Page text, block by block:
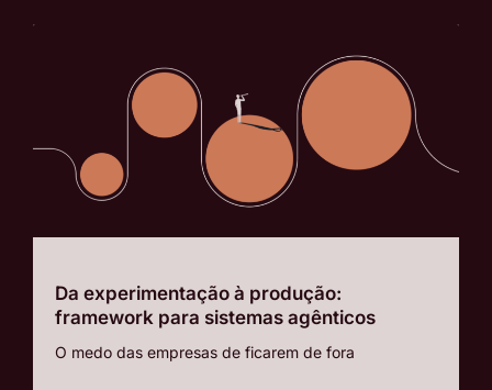
Da experimentação à produção:
framework para sistemas agênticos
O medo das empresas de ficarem de fora